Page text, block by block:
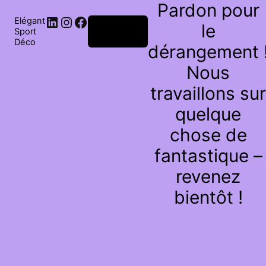
Elégant
Sport
Déco
Pardon pour
le
dérangement
Nous
travaillons sur
quelque
chose de
fantastique –
revenez
bientôt !